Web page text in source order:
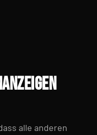
alle anderen